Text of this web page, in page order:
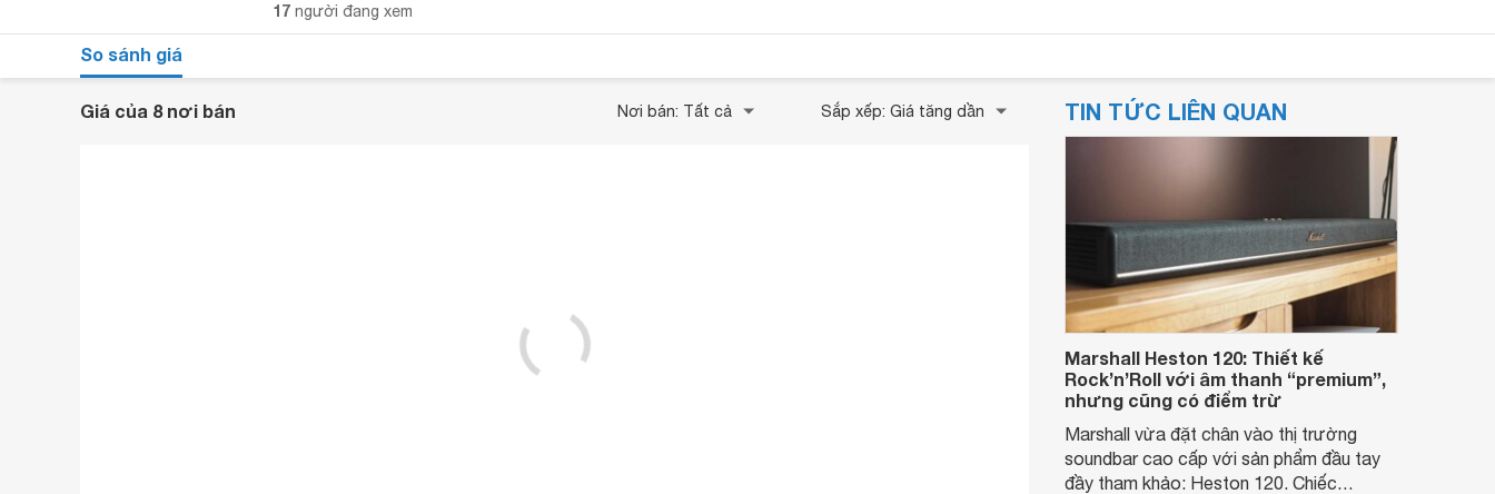
17 người đang xem
So sánh giá
Giá của 8 nơi bán Nơi bán: Tất cả Sắp xếp: Giá tăng dần TIN TỨC LIÊN QUAN
Marshall Heston 120: Thiết kế
Rock’n’Roll với âm thanh “premium”,
nhưng cũng có điểm trừ
Marshall vừa đặt chân vào thị trường
soundbar cao cấp với sản phẩm đầu tay
đầy tham khảo: Heston 120. Chiếc